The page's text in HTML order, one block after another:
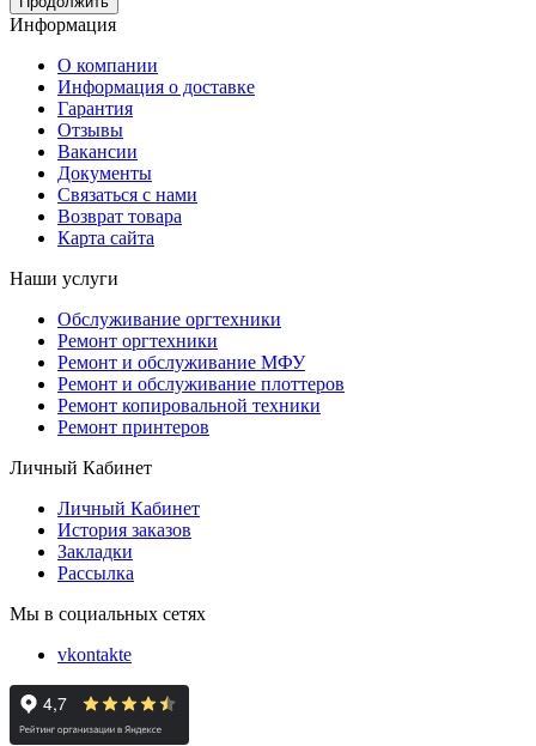
Информация
О компании
Информация о доставке
Гарантия
Отзывы
Вакансии
Документы
Связаться с нами
Возврат товара
Карта сайта
Наши услуги
Обслуживание оргтехники
Ремонт оргтехники
Ремонт и обслуживание МФУ
Ремонт и обслуживание плоттеров
Ремонт копировальной техники
Ремонт принтеров
Личный Кабинет
Личный Кабинет
История заказов
Закладки
Рассылка
Мы в социальных сетях
vkontakte